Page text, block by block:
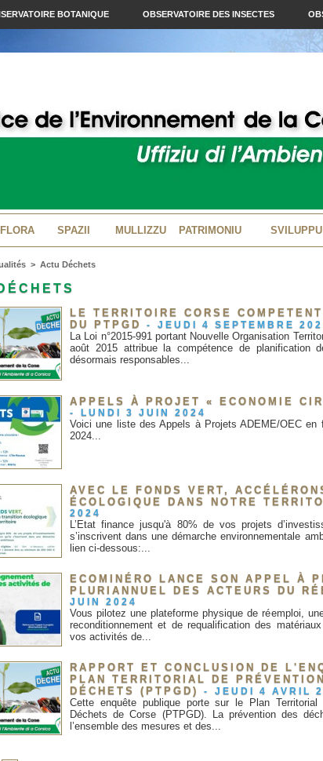
BOTANIQUE OBSERVATOIRE DES INSECTES
FLORA SPAZII MULLIZZU PATRIMONIU
> Actu Déchets
LE TERRITOIRE CORSE
DU PTPGD
- JEUDI 4 SEPTEMBRE
La Loi n°2015-991 portant Nouvelle Organisation
août 2015 attribue la compétence de planification
désormais responsables...
APPELS À PROJET « ECONOMIE
- LUNDI 3 JUIN 2024
Voici une liste des Appels à Projets ADEME/OEC en
2024...
AVEC LE FONDS VERT,
ÉCOLOGIQUE DANS NOTRE
2024
L’Etat finance jusqu'à 80% de vos projets
s’inscrivent dans une démarche environnementale
lien ci-dessous:...
ECOMINÉRO LANCE SON APPEL À
PLURIANNUEL DES ACTEURS DU
JUIN 2024
Vous pilotez une plateforme physique de réemploi,
reconditionnement et de requalification des
vos activités de...
RAPPORT ET CONCLUSION DE
PLAN TERRITORIAL DE
DÉCHETS (PTPGD)
- JEUDI 4 AVRIL
Cette enquête publique porte sur le Plan
Déchets de Corse (PTPGD). La prévention des
l’ensemble des mesures et des...